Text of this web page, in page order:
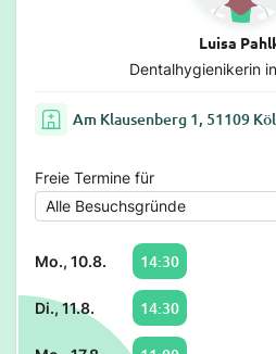
Luisa
Dentalhygienikerin
Am Klausenberg 1, 51109
Freie Termine für
Mo., 10.8. 14:30
Di., 11.8. 14:30